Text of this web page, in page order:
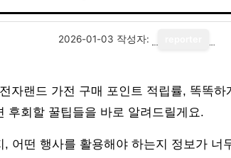
2026-01-03 작성자:
자랜드 가전 구매 포인트 적립률, 똑똑
후회할 꿀팁들을 바로 알려드릴게요.
, 어떤 행사를 활용해야 하는지 정보가 너